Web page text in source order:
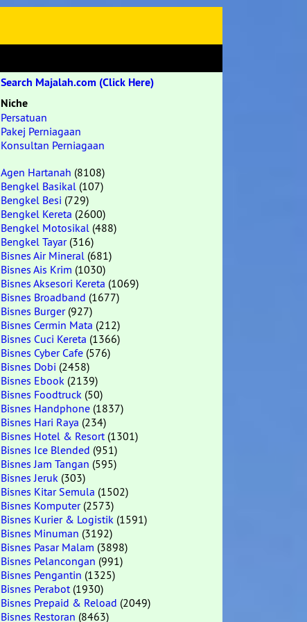
Search Majalah.com (Click Here)
Niche
Persatuan
Pakej Perniagaan
Konsultan Perniagaan
Agen Hartanah (8108)
Bengkel Basikal (107)
Bengkel Besi (729)
Bengkel Kereta (2600)
Bengkel Motosikal (488)
Bengkel Tayar(316)
Bisnes Air Mineral (681)
Bisnes Ais Krim (1030)
Bisnes Aksesori Kereta (1069)
Bisnes Broadband (1677)
Bisnes Burger(927)
Bisnes Cermin Mata (212)
Bisnes Cuci Kereta (1366)
Bisnes Cyber Cafe (576)
Bisnes Dobi (2458)
Bisnes Ebook (2139)
Bisnes Foodtruck (50)
Bisnes Handphone (1837)
Bisnes Hari Raya (234)
Bisnes Hotel & Resort(1301)
Bisnes Ice Blended (951)
Bisnes Jam Tangan (595)
Bisnes Jeruk (303)
Bisnes Kitar Semula (1502)
Bisnes Komputer(2573)
Bisnes Kurier & Logistik (1591)
Bisnes Minuman (3192)
Bisnes Pasar Malam (3898)
Bisnes Pelancongan (991)
Bisnes Pengantin (1325)
Bisnes Perabot(1930)
Bisnes Prepaid & Reload (2049)
Bisnes Restoran (8463)